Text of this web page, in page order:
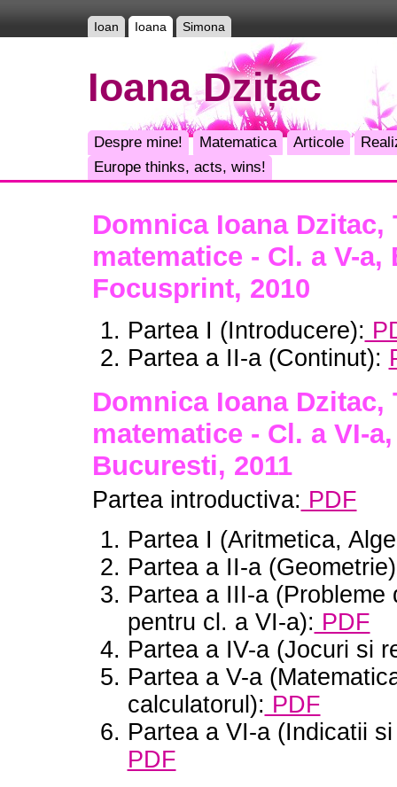
Ioan Ioana Simona
Ioana Dzițac
Despre mine! Matematica Articole
Europe thinks, acts, wins!
Domnica Ioana Dzitac,
matematice - Cl. a V-a,
Focusprint, 2010
Partea I (Introducere):
Partea a II-a (Continut):
Domnica Ioana Dzitac,
matematice - Cl. a VI-
Bucuresti, 2011
Partea introductiva: PDF
Partea I (Aritmetica,
Partea a II-a
Partea a III-a (Probleme
pentru cl. a VI-a): PDF
Partea a IV-a (Jocuri si
Partea a V-a
calculatorul): PDF
Partea a VI-a (Indicatii
PDF